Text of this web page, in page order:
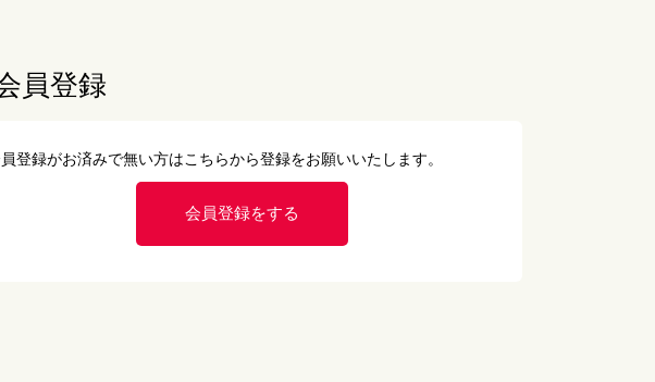
員登録
登録がお済みで無い方はこちらから登録をお願いいたします。
会員登録をする